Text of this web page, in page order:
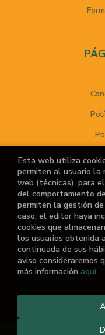
¿No
El Retiro
Esta web utiliza
permiten al usuario la
web (técnicas), para
del comportamiento
permiten la gestión
caso, el editor haya
cookies que
los usuarios obtenida
continuada de sus
aviso consideraremos
más información aquí.